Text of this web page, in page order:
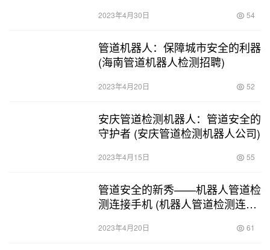
2023年4月30日 54
管道机器人：保障城市安全的利器
(海南管道机器人检测招聘)
2023年4月20日 52
安庆管道检测机器人：管道安全的
守护者 (安庆管道检测机器人公司)
2023年4月15日 55
管道安全的新秀——机器人管道检
测连接手机 (机器人管道检测连接
2023年4月20日 61